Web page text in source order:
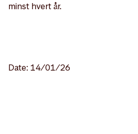
minst hvert år.
Date: 14/01/26